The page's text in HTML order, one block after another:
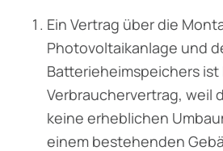
Ein Vertrag über die
Photovoltaikanlage und
Batterieheimspeichers ist
Verbrauchervertrag, weil
keine erheblichen
einem bestehenden